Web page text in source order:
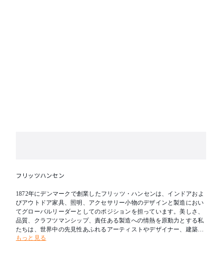
フリッツハンセン
1872年にデンマークで創業したフリッツ・ハンセンは、インドアおよ
びアウトドア家具、照明、アクセサリー小物のデザインと製造におい
てグローバルリーダーとしてのポジションを担っています。美しさ、
品質、クラフツマンシップ、責任ある製造への情熱を原動力とする私
たちは、世界中の先見性あふれるアーティストやデザイナー、建築家
とのコラボレーションを通じて、現代の北欧のライフスタイルを表現
もっと見る